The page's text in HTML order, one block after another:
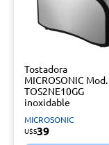
Tostadora
MICROSONIC Mod.
TOS2NE10GG
inoxidable
MICROSONIC
U$S39